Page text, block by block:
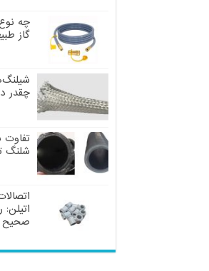
چه
گاز
چقدر
شلنگ
صحیح